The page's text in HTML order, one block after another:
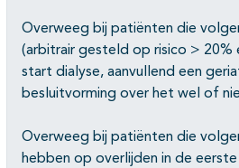
Overweeg bij patiënten die
(arbitrair gesteld op risico > 20%
start dialyse, aanvullend een
besluitvorming over het wel of
Overweeg bij patiënten die
hebben op overlijden in de